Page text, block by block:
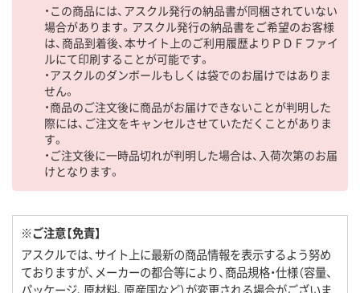
・この商品には、アスクル発行の納品書が同梱されていない
場合があります。アスクル発行の納品書をご希望のお客様
は、商品到着後、本サイト上のご利用履歴よりＰＤＦファイ
ルにて印刷することが可能です。
・アスクルのダンボールもしくは袋でのお届けではありま
せん。
・商品のご注文後に商品がお届けできないことが判明した
際には、ご注文をキャンセルさせていただくことがありま
す。
・ご注文後に一時品切れが判明した場合は、入荷次第のお届
けとなります。
※ご注意【免責】
アスクルでは、サイト上に最新の商品情報を表示するよう努め
ておりますが、メーカーの都合等により、商品規格・仕様（容量、
パッケージ、原材料、原産国など）が変更される場合がございま